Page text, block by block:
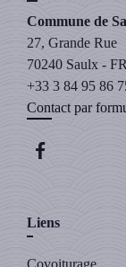
Commune de
27, Grande Rue
70240 Saulx -
+33 3 84 95 86
Contact par
Liens